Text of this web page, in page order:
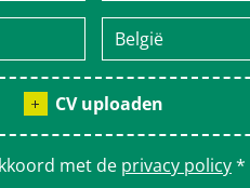
CV uploaden
met de privacy policy*